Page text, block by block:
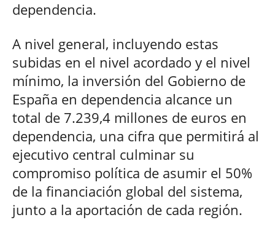
dependencia.
A nivel general, incluyendo estas
subidas en el nivel acordado y el nivel
mínimo, la inversión del Gobierno de
España en dependencia alcance un
total de 7.239,4 millones de euros en
dependencia, una cifra que permitirá al
ejecutivo central culminar su
compromiso política de asumir el 50%
de la financiación global del sistema,
junto a la aportación de cada región.